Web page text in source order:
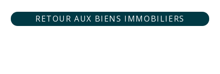
RETOUR AUX BIENS IMMOBILIERS